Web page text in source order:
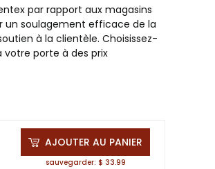
par rapport aux magasins
un soulagement efficace de la
à la clientèle. Choisissez-
porte à des prix
AJOUTER AU PANIER
sauvegarder: $ 33.99